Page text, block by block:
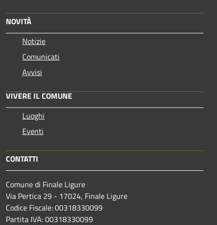
NOVITÀ
Notizie
Comunicati
Avvisi
VIVERE IL COMUNE
Luoghi
Eventi
CONTATTI
Comune di Finale Ligure
Via Pertica 29 - 17024, Finale Ligure
Codice Fiscale: 00318330099
Partita IVA: 00318330099